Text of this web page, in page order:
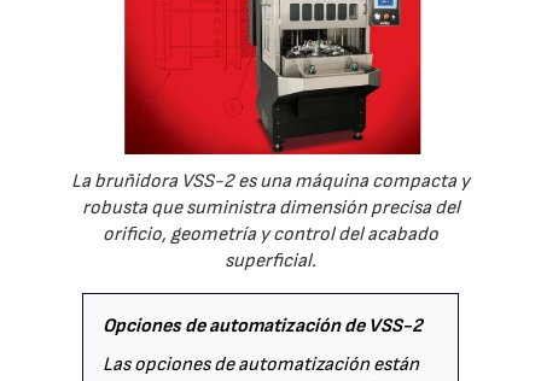
La bruñidora VSS-2 es una máquina compacta y
robusta que suministra dimensión precisa del
orificio, geometría y control del acabado
superficial.
Opciones de automatización de VSS-2
Las opciones de automatización están